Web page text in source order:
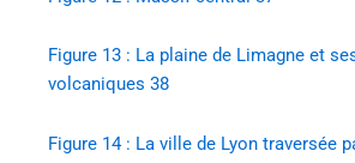
Figure 13 : La plaine de Limagne et
volcaniques 38
Figure 14 : La ville de Lyon traversée